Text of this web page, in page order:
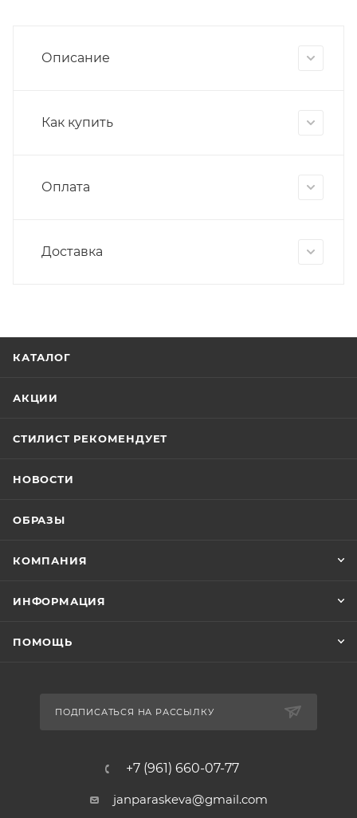
Описание
Как купить
Оплата
Доставка
КАТАЛОГ
АКЦИИ
СТИЛИСТ РЕКОМЕНДУЕТ
НОВОСТИ
ОБРАЗЫ
КОМПАНИЯ
ИНФОРМАЦИЯ
ПОМОЩЬ
ПОДПИСАТЬСЯ НА РАССЫЛКУ
+7 (961) 660-07-77
janparaskeva@gmail.com